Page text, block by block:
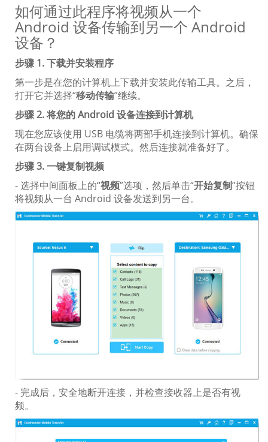
如何通过此程序将视频从一个
Android 设备传输到另一个 Android
设备？
步骤 1. 下载并安装程序
第一步是在您的计算机上下载并安装此传输工具。之后，
打开它并选择“移动传输”继续。
步骤 2. 将您的 Android 设备连接到计算机
现在您应该使用 USB 电缆将两部手机连接到计算机。确保
在两台设备上启用调试模式。然后连接就准备好了。
步骤 3. 一键复制视频
- 选择中间面板上的“视频”选项，然后单击“开始复制”按钮
将视频从一台 Android 设备发送到另一台。
- 完成后，安全地断开连接，并检查接收器上是否有视
频。